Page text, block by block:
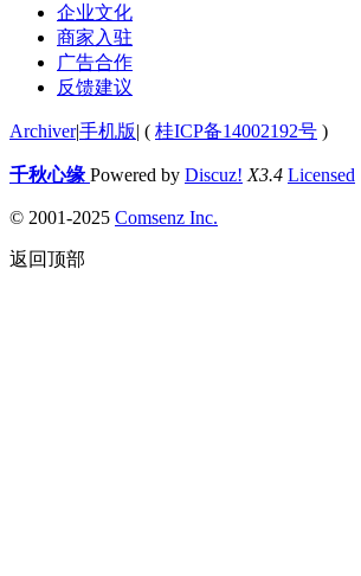
企业文化
商家入驻
广告合作
反馈建议
Archiver|手机版| ( 桂ICP备14002192号 )
千秋心缘 Powered by Discuz! X3.4 Licensed
© 2001-2025 Comsenz Inc.
返回顶部